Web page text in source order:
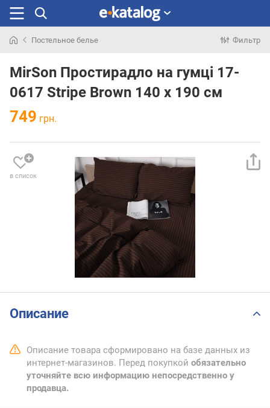
раньше
Постельное белье Фильтр
MirSon Простирадло на гумці 17-
0617 Stripe Brown 140 х 190 см
749 грн.
в список
Описание
Описание товара сформировано на базе данных из
интернет-магазинов. Перед покупкой обязательно
уточняйте всю информацию непосредственно у
продавца.